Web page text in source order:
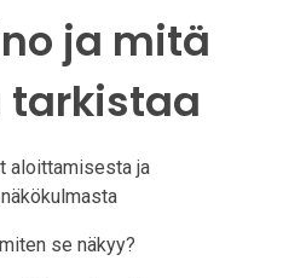
ja mitä
aloittamisesta ja
se näkyy?